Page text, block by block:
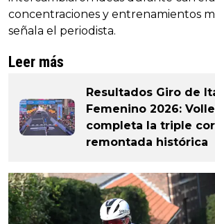
concentraciones y entrenamientos
señala el periodista.
Leer más
Resultados Giro de
Femenino 2026:
completa la triple
remontada histórica